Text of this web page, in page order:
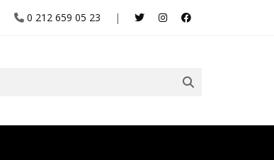
|
0 212 659 05 23